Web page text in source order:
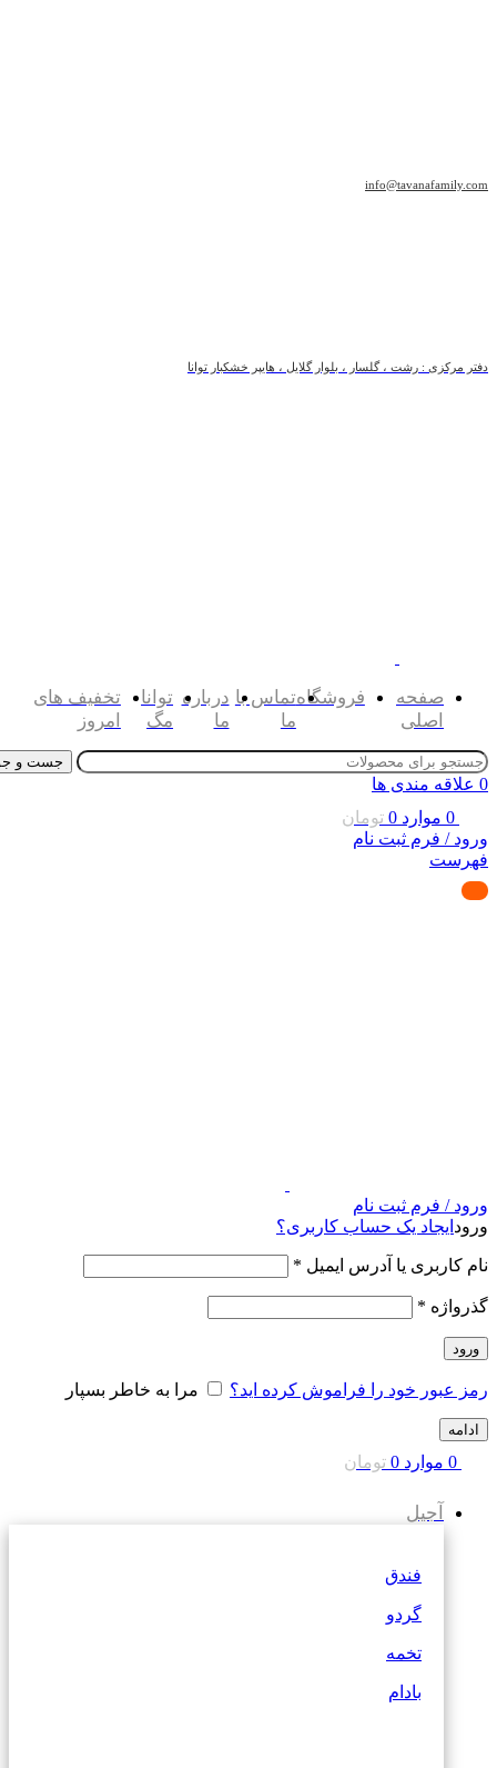
info@tavanafamily.com
دفتر مرکزی : رشت ، گلسار ، بلوار گلایل ، هایپر خشکبار توانا
صفحه
اصلی
فروشگاهتماس با
ما
درباره
ما
توانا
مگ
تخفیف های
امروز
جست و
0 علاقه مندی ها
0 موارد 0 تومان
ورود / فرم ثبت نام
فهرست
ورود / فرم ثبت نام
ورود ایجاد یک حساب کاربری؟
نام کاربری یا آدرس ایمیل *
گذرواژه *
ورود
رمز عبور خود را فراموش کرده اید؟ مرا به خاطر بسپار
ادامه
0 موارد 0 تومان
آجیل
فندق
گردو
تخمه
بادام